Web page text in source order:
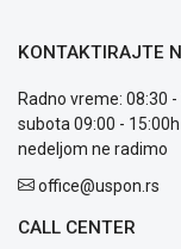
privatnosti
o
kolačićima
Provera
OUTLET
Kontakt
KONTAKTIRAJTE
Radno vreme: 08:30 -
subota 09:00 - 15:00h
nedeljom ne radimo
office@uspon.rs
CALL CENTER